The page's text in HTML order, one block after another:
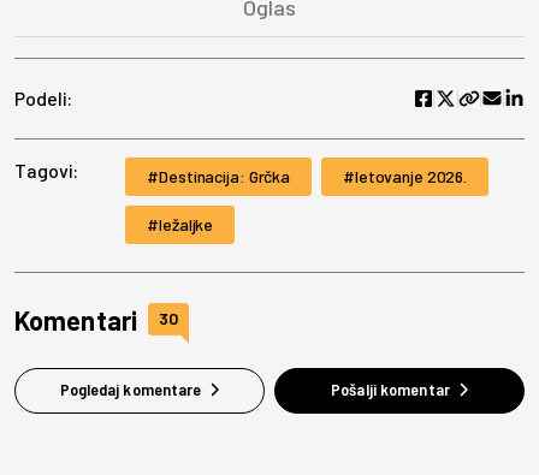
Podeli:
Tagovi: Destinacija: Grčka letovanje 2026.
ležaljke
Komentari 30
Pogledaj komentare Pošalji komentar